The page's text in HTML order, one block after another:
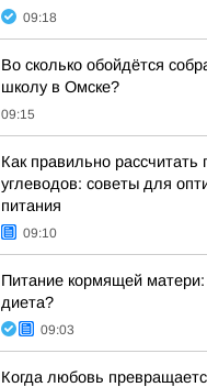
09:18
Во сколько обойдётся
школу в Омске?
09:15
Как правильно рассчитать
углеводов: советы для
питания
09:10
Питание кормящей матери:
диета?
09:03
Когда любовь